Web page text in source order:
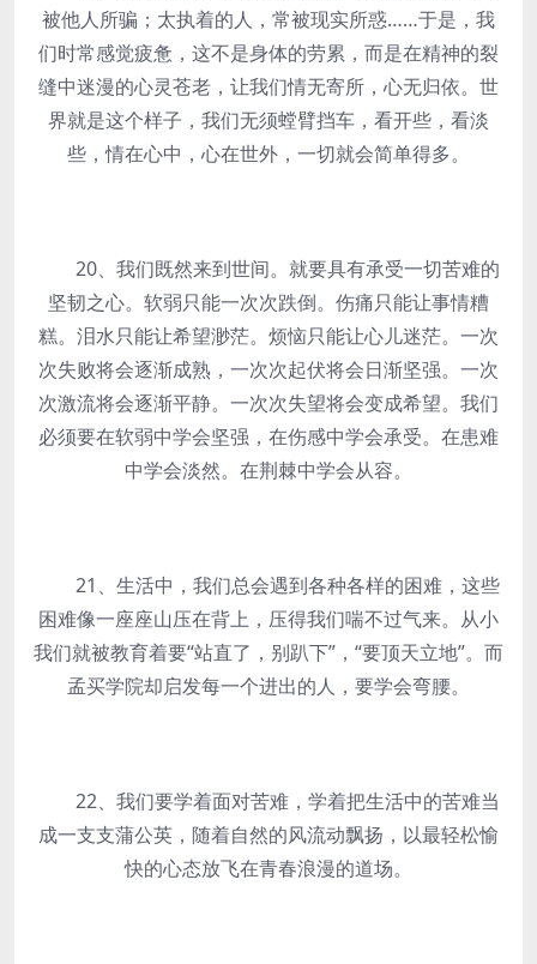
被他人所骗；太执着的人，常被现实所惑……于是，我
们时常感觉疲惫，这不是身体的劳累，而是在精神的裂
缝中迷漫的心灵苍老，让我们情无寄所，心无归依。世
界就是这个样子，我们无须螳臂挡车，看开些，看淡
些，情在心中，心在世外，一切就会简单得多。
20、我们既然来到世间。就要具有承受一切苦难的
坚韧之心。软弱只能一次次跌倒。伤痛只能让事情糟
糕。泪水只能让希望渺茫。烦恼只能让心儿迷茫。一次
次失败将会逐渐成熟，一次次起伏将会日渐坚强。一次
次激流将会逐渐平静。一次次失望将会变成希望。我们
必须要在软弱中学会坚强，在伤感中学会承受。在患难
中学会淡然。在荆棘中学会从容。
21、生活中，我们总会遇到各种各样的困难，这些
困难像一座座山压在背上，压得我们喘不过气来。从小
我们就被教育着要“站直了，别趴下”，“要顶天立地”。而
孟买学院却启发每一个进出的人，要学会弯腰。
22、我们要学着面对苦难，学着把生活中的苦难当
成一支支蒲公英，随着自然的风流动飘扬，以最轻松愉
快的心态放飞在青春浪漫的道场。